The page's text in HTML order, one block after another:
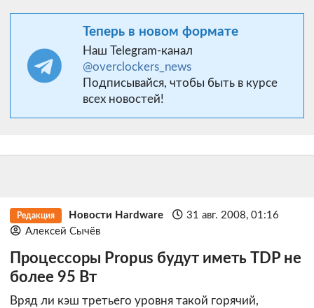
Теперь в новом формате
Наш Telegram-канал
@overclockers_news
Подписывайся, чтобы быть в курсе
всех новостей!
Редакция Новости Hardware
31 авг. 2008, 01:16
Алексей Сычёв
Процессоры Propus будут иметь TDP не
более 95 Вт
Вряд ли кэш третьего уровня такой горячий,